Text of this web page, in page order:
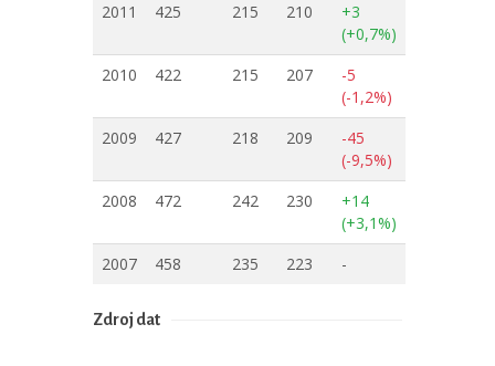
2011 425 215 210
+3
(+0,7%)
2010
422 215 207
-5
(-1,2%)
2009
427 218 209
-45
(-9,5%)
2008
472 242 230
+14
(+3,1%)
2007
458 235 223 -
Zdroj dat